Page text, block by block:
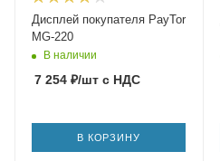
Дисплей покупателя PayTor
MG-220
В наличии
7 254 ₽/шт с НДС
В КОРЗИНУ